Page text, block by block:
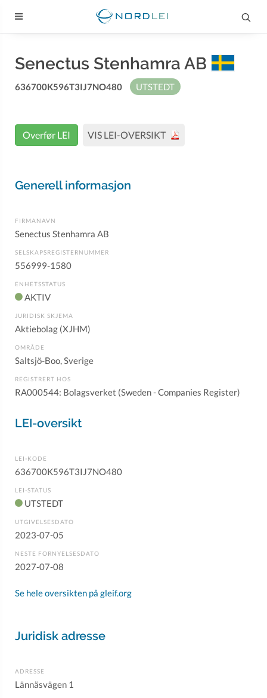
Senectus Stenhamra AB
636700K596T3IJ7NO480 UTSTEDT
Overfør LEI VIS LEI-OVERSIKT
Generell informasjon
FIRMANAVN
Senectus Stenhamra AB
SELSKAPSREGISTERNUMMER
556999-1580
ENHETSSTATUS
AKTIV
JURIDISK SKJEMA
Aktiebolag (XJHM)
OMRÅDE
Saltsjö-Boo, Sverige
REGISTRERT HOS
RA000544: Bolagsverket (Sweden - Companies Register)
LEI-oversikt
LEI-KODE
636700K596T3IJ7NO480
LEI-STATUS
UTSTEDT
UTGIVELSESDATO
2023-07-05
NESTE FORNYELSESDATO
2027-07-08
Se hele oversikten på gleif.org
Juridisk adresse
ADRESSE
Lännäsvägen 1